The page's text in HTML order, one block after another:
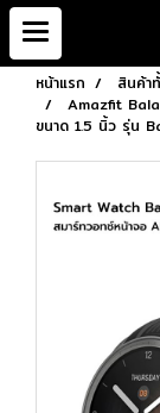
หน้าแรก สินค้า
Amazfit
ขนาด 1.5 นิ้ว รุ่น